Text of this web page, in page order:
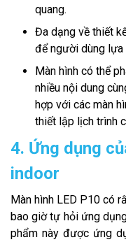
quang.
Đa dạng về thiết
để người dùng lựa
Màn hình có thể
nhiều nội dung
hợp với các màn
thiết lập lịch trình
4. Ứng dụng
indoor
Màn hình LED P10 có
bao giờ tự hỏi ứng
phẩm này được ứng